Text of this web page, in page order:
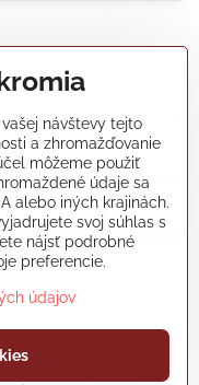
osobných údajov
návštevy tejto
a zhromažďovanie
môžeme použiť
údaje sa
alebo iných krajinách.
svoj súhlas s
nájsť podrobné
preferencie.
údajov